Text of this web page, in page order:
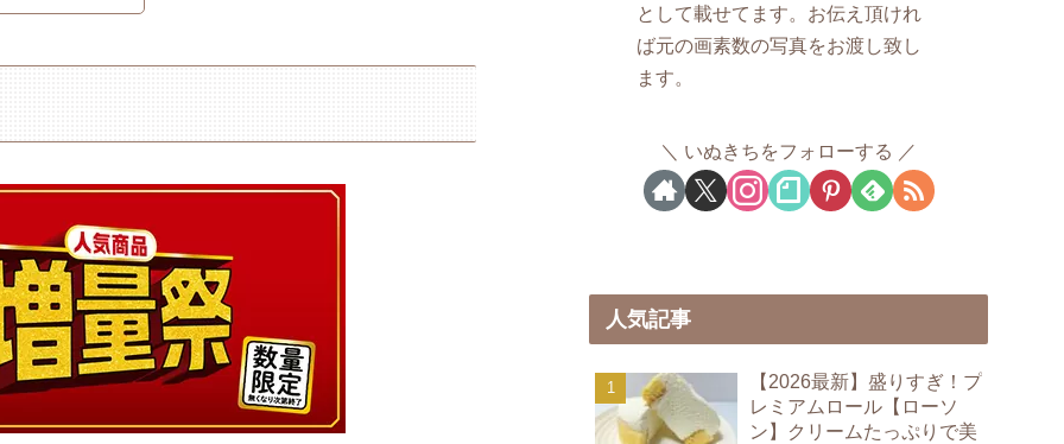
として載せてます。お伝え頂けれ
ば元の画素数の写真をお渡し致し
ます。
いぬきちをフォローする
人気記事
【2026最新】盛りすぎ！プ
レミアムロール【ローソ
ン】クリームたっぷりで美